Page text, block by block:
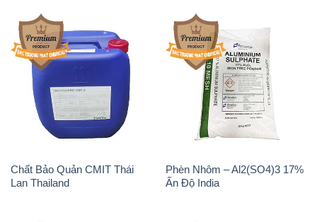
Chất Bảo Quản CMIT Thái
Lan Thailand
Phèn Nhôm – Al2(SO4)3 17%
Ấn Độ India